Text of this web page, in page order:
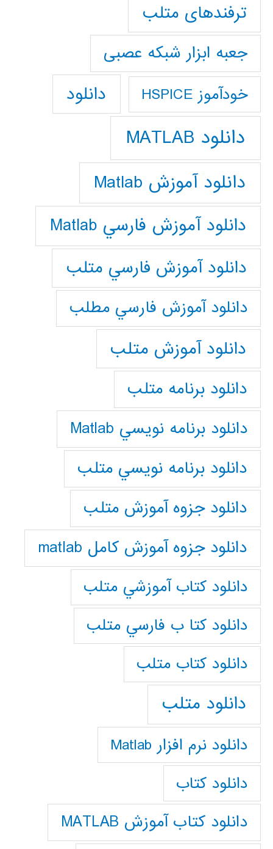
ترفندهای متلب
جعبه ابزار شبکه عصبی
خودآموز HSPICE دانلود
دانلود MATLAB
دانلود آموزش Matlab
دانلود آموزش فارسي Matlab
دانلود آموزش فارسي متلب
دانلود آموزش فارسي مطلب
دانلود آموزش متلب
دانلود برنامه متلب
دانلود برنامه نويسي Matlab
دانلود برنامه نويسي متلب
دانلود جزوه آموزش متلب
دانلود جزوه آموزش کامل matlab
دانلود كتاب آموزشي متلب
دانلود كتا ب فارسي متلب
دانلود كتاب متلب
دانلود متلب
دانلود نرم افزار Matlab
دانلود کتاب
دانلود کتاب آموزش MATLAB